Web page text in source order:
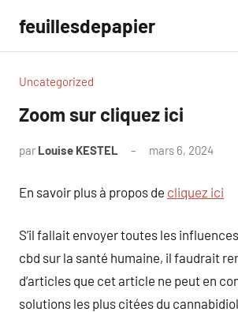
contenu
feuillesdepapier
Uncategorized
Zoom sur cliquez ici
par Louise KESTEL mars 6, 2024
En savoir plus à propos de cliquez ici
S’il fallait envoyer toutes les
cbd sur la santé humaine, il faudrait
d’articles que cet article ne peut en
solutions les plus citées du